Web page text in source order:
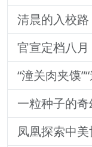
清晨的入校
一粒种子的